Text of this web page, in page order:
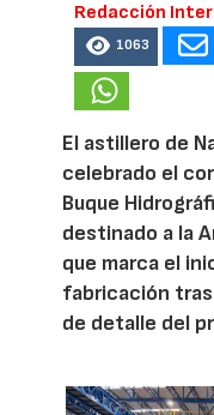
Redacción
1063
El astillero de
celebrado el
Buque
destinado a la
que marca el
fabricación
de detalle del